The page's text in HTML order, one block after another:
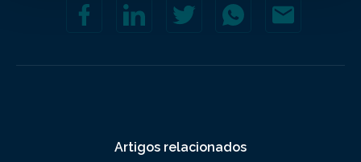
Artigos relacionados